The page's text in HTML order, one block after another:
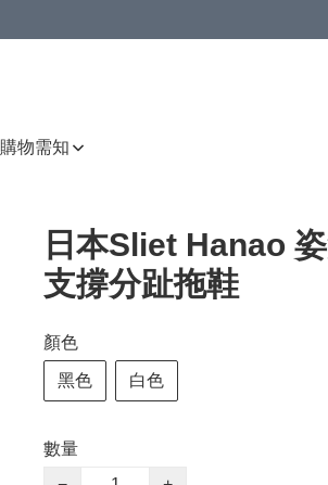
購物需知
日本Sliet Hanao
支撐分趾拖鞋
顏色
黑色 白色
數量